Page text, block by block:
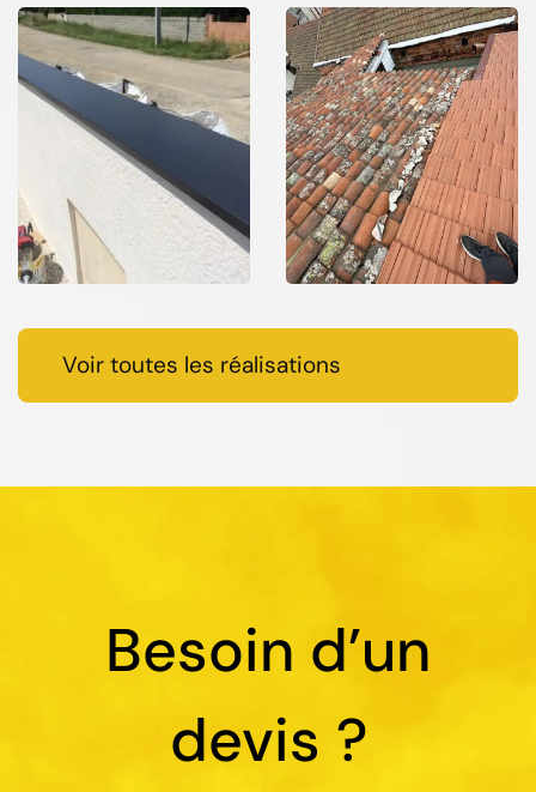
Voir toutes les réalisations
Besoin d’un
devis ?